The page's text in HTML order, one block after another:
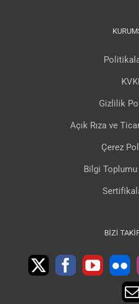
Gizlilik
Açık Rıza ve
Çerez
Bilgi
BIZI